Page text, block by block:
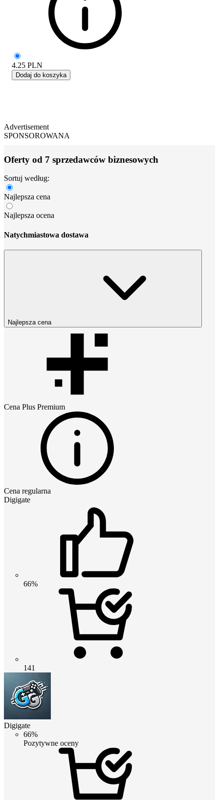
4.25 PLN
Dodaj do koszyka
Advertisement
SPONSOROWANA
Oferty od 7 sprzedawców biznesowych
Sortuj według:
Najlepsza cena
Najlepsza ocena
Natychmiastowa dostawa
Najlepsza cena
Cena Plus Premium
Cena regularna
Digigate
66%
141
Digigate
66%
Pozytywne oceny